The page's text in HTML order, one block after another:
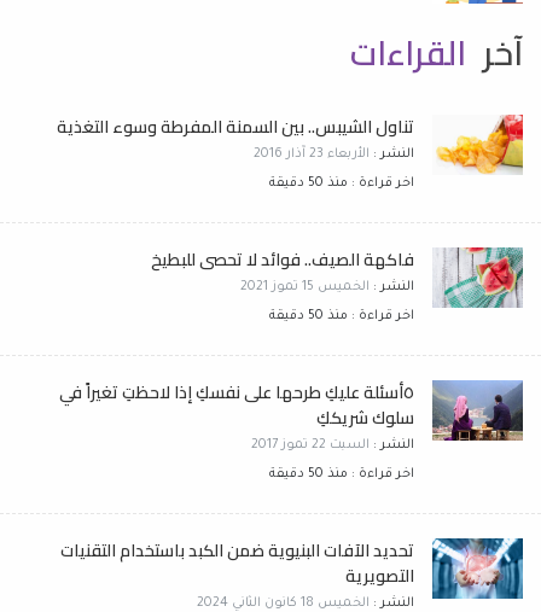
آخر القراءات
تناول الشيبس.. بين السمنة المفرطة وسوء التغذية
النشر : الأربعاء 23 آذار 2016
اخر قراءة : منذ 50 دقيقة
فاكهة الصيف.. فوائد لا تحصى للبطيخ
النشر : الخميس 15 تموز 2021
اخر قراءة : منذ 50 دقيقة
٥أسئلة عليكِ طرحها على نفسكِ إذا لاحظتِ تغيراً في
سلوك شريككِ
النشر : السبت 22 تموز 2017
اخر قراءة : منذ 50 دقيقة
تحديد الآفات البنيوية ضمن الكبد باستخدام التقنيات
التصويرية
النشر : الخميس 18 كانون الثاني 2024